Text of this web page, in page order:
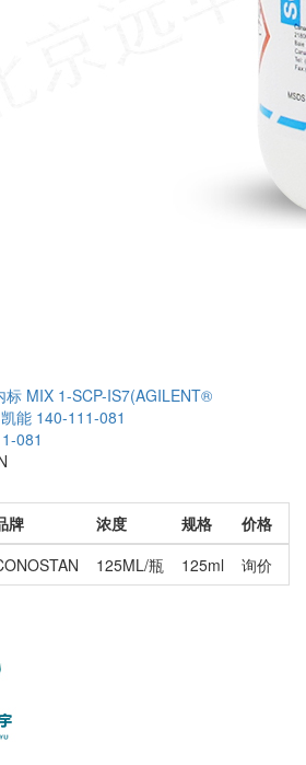
标 MIX 1-SCP-IS7(AGILENT®
能 140-111-081
081
牌 浓度 规格 价格
125ML/瓶 125ml 询价